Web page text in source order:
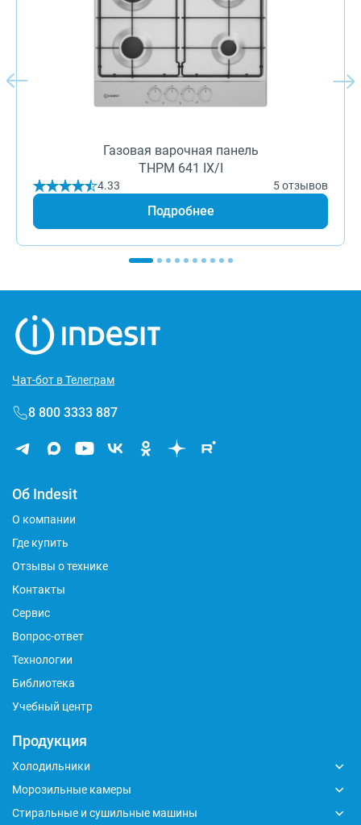
Газовая варочная панель
THPM 641 IX/I
4.33 5 отзывов
Подробнее
Чат-бот в Телеграм
8 800 3333 887
Об Indesit
О компании
Где купить
Отзывы о технике
Контакты
Сервис
Вопрос-ответ
Технологии
Библиотека
Учебный центр
Продукция
Холодильники
Морозильные камеры
Стиральные и сушильные машины